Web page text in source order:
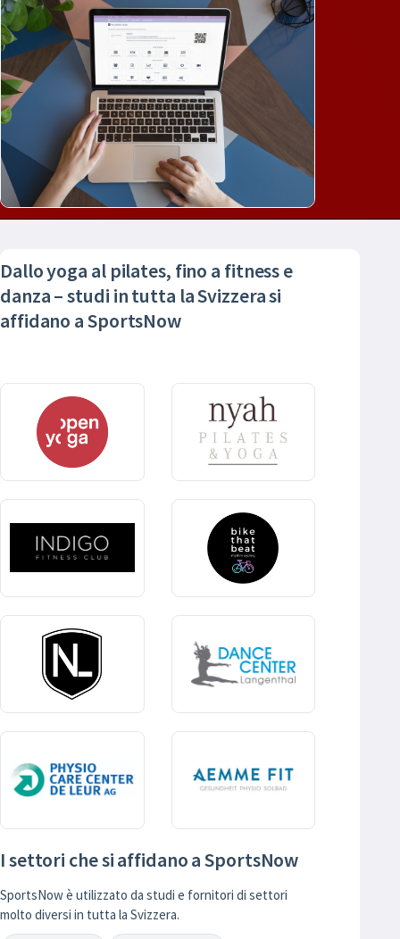
Dallo yoga al pilates, fino a fitness e
danza – studi in tutta la Svizzera si
affidano a SportsNow
I settori che si affidano a SportsNow
SportsNow è utilizzato da studi e fornitori di settori
molto diversi in tutta la Svizzera.